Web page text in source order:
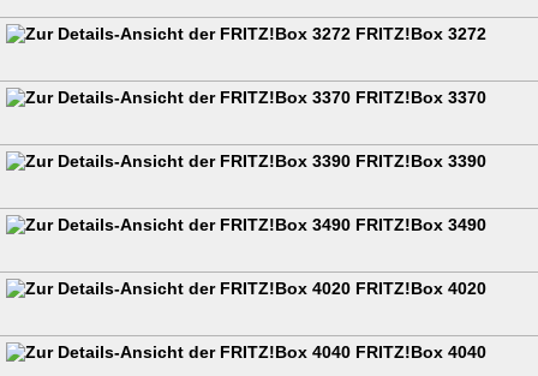
FRITZ!Box 3272
FRITZ!Box 3370
FRITZ!Box 3390
FRITZ!Box 3490
FRITZ!Box 4020
FRITZ!Box 4040